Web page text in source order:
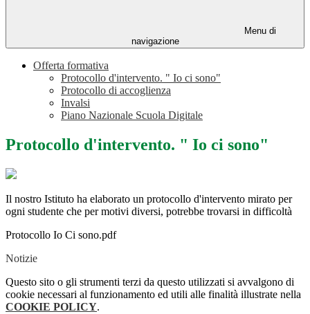
Menu di
navigazione
Offerta formativa
Protocollo d'intervento. " Io ci sono"
Protocollo di accoglienza
Invalsi
Piano Nazionale Scuola Digitale
Protocollo d'intervento. " Io ci sono"
Il nostro Istituto ha elaborato un protocollo d'intervento mirato per
ogni studente che per motivi diversi, potrebbe trovarsi in difficoltà
Protocollo Io Ci sono.pdf
Notizie
Questo sito o gli strumenti terzi da questo utilizzati si avvalgono di
cookie necessari al funzionamento ed utili alle finalità illustrate nella
COOKIE POLICY.